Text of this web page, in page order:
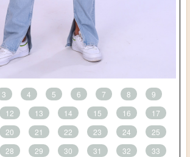
3 4 5 6 7 8
9
12 13 14 15 16
17
20 21 22 23 24
25
28 29 30 31 32
33